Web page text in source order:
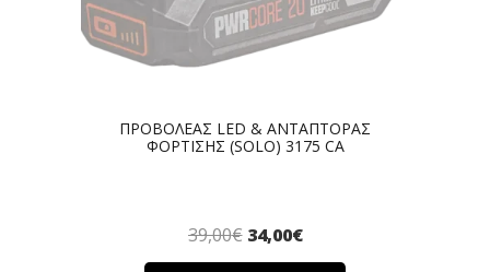
ΠΡΟΒΟΛΕΑΣ LED & ΑΝΤΑΠΤΟΡΑΣ
ΦΟΡΤΙΣΗΣ (SOLO) 3175 CA
39,00€ 34,00€